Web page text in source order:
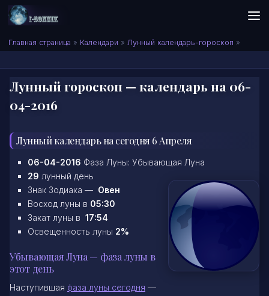
Skip to content
Сонник I-SONNIK.COM
Главная страница » Календари » Лунный календарь-гороскоп »
Лунный гороскоп — календарь на 06-
04-2016
Лунный календарь на сегодня 6 Апреля
06-04-2016 Фаза Луны: Убывающая Луна
29 лунный день
Знак Зодиака — Овен
Восход луны в 05:30
Закат луны в 17:54
Освещенность луны 2%
Убывающая Луна — фаза луны в
этот день
Наступившая фаза луны сегодня —